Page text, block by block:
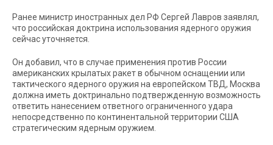
Ранее министр иностранных дел РФ Сергей Лавров заявлял,
что российская доктрина использования ядерного оружия
сейчас уточняется.
Он добавил, что в случае применения против России
американских крылатых ракет в обычном оснащении или
тактического ядерного оружия на европейском ТВД, Москва
должна иметь доктринально подтвержденную возможность
ответить нанесением ответного ограниченного удара
непосредственно по континентальной территории США
стратегическим ядерным оружием.